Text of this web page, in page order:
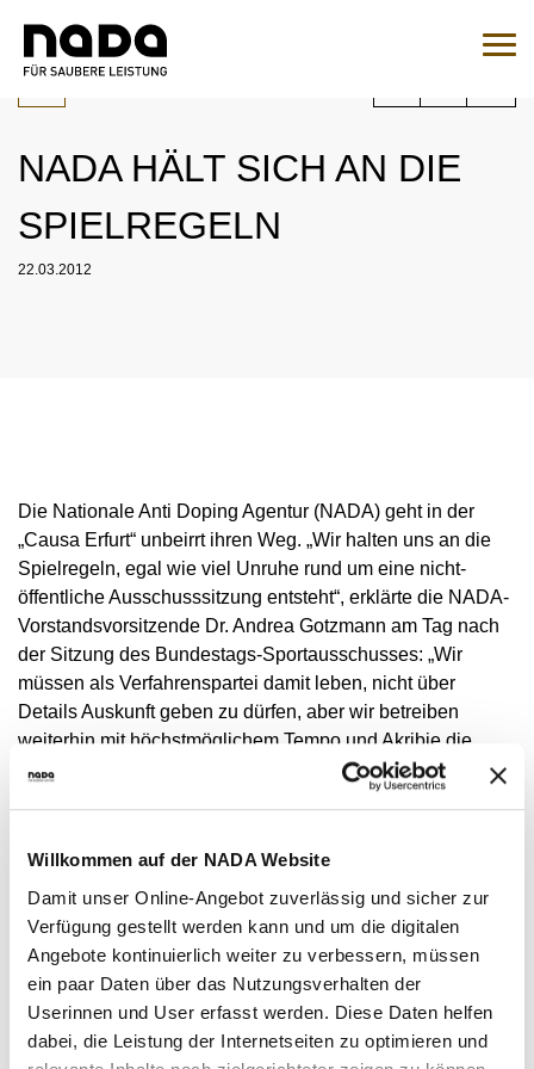
Willkommen auf der NADA Website
Damit unser Online-Angebot zuverlässig und sicher zur
Verfügung gestellt werden kann und um die digitalen
Angebote kontinuierlich weiter zu verbessern, müssen
ein paar Daten über das Nutzungsverhalten der
Userinnen und User erfasst werden. Diese Daten helfen
dabei, die Leistung der Internetseiten zu optimieren und
Jump to content
To the medication query
SUPERVISORY BOARD
EXECUTIVE BOARD
STAFF
COMMISSIONS
SPONSORING AND PARTNER
ANNUAL REPORTS
SPEAK UP
INTERNAL WHISTLEBLOWER TOOL
OVERVIEW
STANDARDS
NADC
ANTI-DOPING LAW
SANCTIONS
OVERVIEW
RESULTS MANAGEMENT
INTELLIGENCE AND INVESTIGATIONS
DATA PROTECTION
OVERVIEW
CURRENT MEDICAL ADVICE
OVERVIEW
CORTISONE IN SPORT
TESTOSTERONE IN SPORTS
PROHIBITED LIST
IMPORTANT CHANGES TO THE 2026
PROHIBITED LIST
EXEMPTION (TUE)
OVERVIEW
DIGITAL LIST OF PERMITTED
PHARMACEUTICALS
NADAMED
TESTING
OVERVIEW
TESTING PROGRAMME
OVERVIEW
RESEARCH
TESTING PROCESS
OVERVIEW
DOPING ANALYTICS
PARTICIPANTS IN THE CONTROL PROCESS
OUT-OF-COMPETITION TESTING
OVERVIEW
WHEREABOUTS INFORMATION
IN-COMPETITION TESTING
ADAMS
EDUCATION
OVERVIEW
TOGETHER AGAINST DOPING
TRAINING COURSES
SERVICE
OVERVIEW
NEWS
MEDIA
BLOG
CALENDER
DOWNLOADS
SCIENTIFIC PUBLICATIONS
KNOWLEDGE CENTRE
FAQ
You are here:
NADA HÄLT SICH AN DIE
SPIELREGELN
22.03.2012
Die Nationale Anti Doping Agentur (NADA) geht in der
„Causa Erfurt“ unbeirrt ihren Weg. „Wir halten uns an die
Spielregeln, egal wie viel Unruhe rund um eine nicht-
öffentliche Ausschusssitzung entsteht“, erklärte die NADA-
Vorstandsvorsitzende Dr. Andrea Gotzmann am Tag nach
der Sitzung des Bundestags-Sportausschusses: „Wir
müssen als Verfahrenspartei damit leben, nicht über
Details Auskunft geben zu dürfen, aber wir betreiben
weiterhin mit höchstmöglichem Tempo und Akribie die
Aufklärung der Vorfälle.“
Methode angewendet wurde. Sonst hätten wir ja keine
Verfahren eingeleitet“, sagte NADA-Chefjustiziar Dr. Lars
Mortsiefer: „Dennoch kann zum jetzigen Zeitpunkt nach
wie vor niemand mit 100-prozentiger Sicherheit sagen,
dass es sich um einen Dopingfall handelt.“ Als
Verfahrenspartei müsse die NADA Beweise vorbringen.
„Daran arbeiten wir“, so Vorstandsmitglied Mortsiefer:
„Entscheiden wird aber das Deutsche